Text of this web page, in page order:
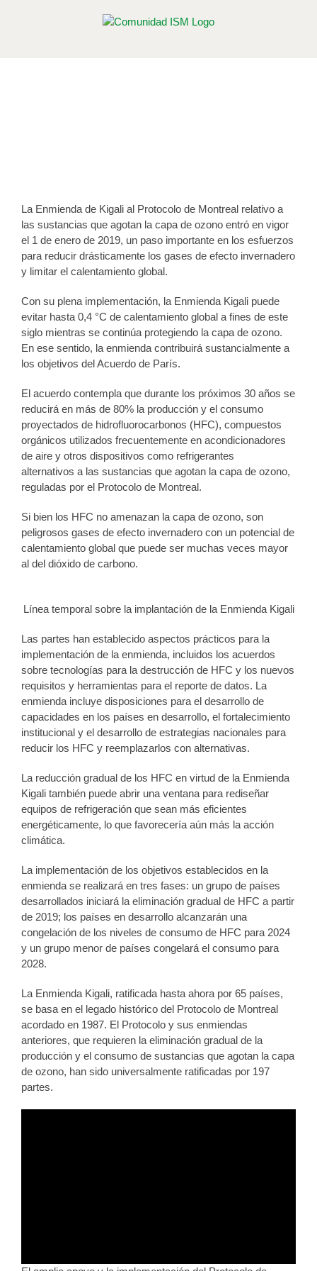
La Enmienda de Kigali al Protocolo de Montreal relativo a
las sustancias que agotan la capa de ozono entró en vigor
el 1 de enero de 2019, un paso importante en los esfuerzos
para reducir drásticamente los gases de efecto invernadero
y limitar el calentamiento global.
Con su plena implementación, la Enmienda Kigali puede
evitar hasta 0,4 °C de calentamiento global a fines de este
siglo mientras se continúa protegiendo la capa de ozono.
En ese sentido, la enmienda contribuirá sustancialmente a
los objetivos del Acuerdo de París.
El acuerdo contempla que durante los próximos 30 años se
reducirá en más de 80% la producción y el consumo
proyectados de hidrofluorocarbonos (HFC), compuestos
orgánicos utilizados frecuentemente en acondicionadores
de aire y otros dispositivos como refrigerantes
alternativos a las sustancias que agotan la capa de ozono,
reguladas por el Protocolo de Montreal.
Si bien los HFC no amenazan la capa de ozono, son
peligrosos gases de efecto invernadero con un potencial de
calentamiento global que puede ser muchas veces mayor
al del dióxido de carbono.
Línea temporal sobre la implantación de la Enmienda Kigali
Las partes han establecido aspectos prácticos para la
implementación de la enmienda, incluidos los acuerdos
sobre tecnologías para la destrucción de HFC y los nuevos
requisitos y herramientas para el reporte de datos. La
enmienda incluye disposiciones para el desarrollo de
capacidades en los países en desarrollo, el fortalecimiento
institucional y el desarrollo de estrategias nacionales para
reducir los HFC y reemplazarlos con alternativas.
La reducción gradual de los HFC en virtud de la Enmienda
Kigali también puede abrir una ventana para rediseñar
equipos de refrigeración que sean más eficientes
energéticamente, lo que favorecería aún más la acción
climática.
La implementación de los objetivos establecidos en la
enmienda se realizará en tres fases: un grupo de países
desarrollados iniciará la eliminación gradual de HFC a partir
de 2019; los países en desarrollo alcanzarán una
congelación de los niveles de consumo de HFC para 2024
y un grupo menor de países congelará el consumo para
2028.
La Enmienda Kigali, ratificada hasta ahora por 65 países,
se basa en el legado histórico del Protocolo de Montreal
acordado en 1987. El Protocolo y sus enmiendas
anteriores, que requieren la eliminación gradual de la
producción y el consumo de sustancias que agotan la capa
de ozono, han sido universalmente ratificadas por 197
partes.